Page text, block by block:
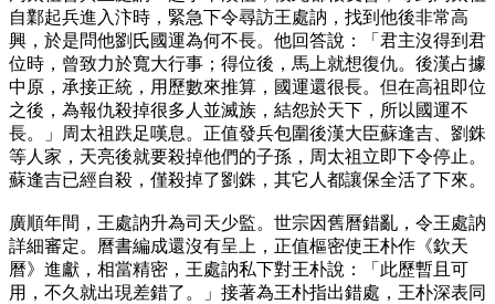
自鄴起兵進入汴時，緊急下令尋訪王處訥，找到他後非常高
興，於是問他劉氏國運為何不長。他回答說：「君主沒得到君
位時，曾致力於寬大行事；得位後，馬上就想復仇。後漢占據
中原，承接正統，用歷數來推算，國運還很長。但在高祖即位
之後，為報仇殺掉很多人並滅族，結怨於天下，所以國運不
長。」周太祖跌足嘆息。正值發兵包圍後漢大臣蘇逢吉、劉銖
等人家，天亮後就要殺掉他們的子孫，周太祖立即下令停止。
蘇逢吉已經自殺，僅殺掉了劉銖，其它人都讓保全活了下來。
廣順年間，王處訥升為司天少監。世宗因舊曆錯亂，令王處訥
詳細審定。曆書編成還沒有呈上，正值樞密使王朴作《欽天
曆》進獻，相當精密，王處訥私下對王朴說：「此歷暫且可
用，不久就出現差錯了。」接著為王朴指出錯處，王朴深表同